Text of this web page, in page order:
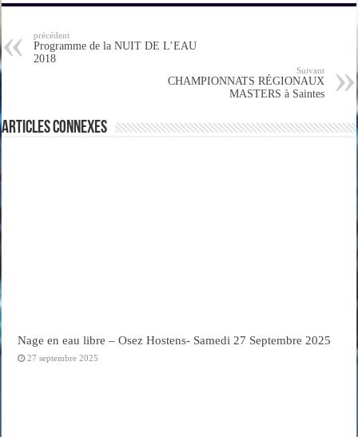
précédent
Programme de la NUIT DE L’EAU
2018
Suivant
CHAMPIONNATS RÉGIONAUX
MASTERS à Saintes
Articles connexes
Nage en eau libre – Osez Hostens- Samedi 27 Septembre 2025
27 septembre 2025